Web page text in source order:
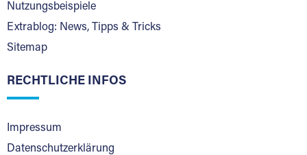
Nutzungsbeispiele
Extrablog: News, Tipps & Tricks
Sitemap
RECHTLICHE INFOS
Impressum
Datenschutzerklärung